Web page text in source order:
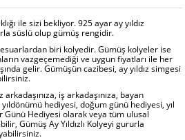
ile sizi bekliyor. 925 ayar ay yıldız
süslü olup gümüş rengidir.
biri kolyedir. Gümüş kolyeler ise
vazgeçemediği ve uygun fiyatları ile her
gelir. Gümüşün cazibesi, ay yıldız simgesi
iş arkadaşınıza, bayan
hediyesi, doğum günü hediyesi, yıl
Günü Hediyesi olarak veya tüm ulusal
Gümüş Ay Yıldızlı Kolyeyi gururla